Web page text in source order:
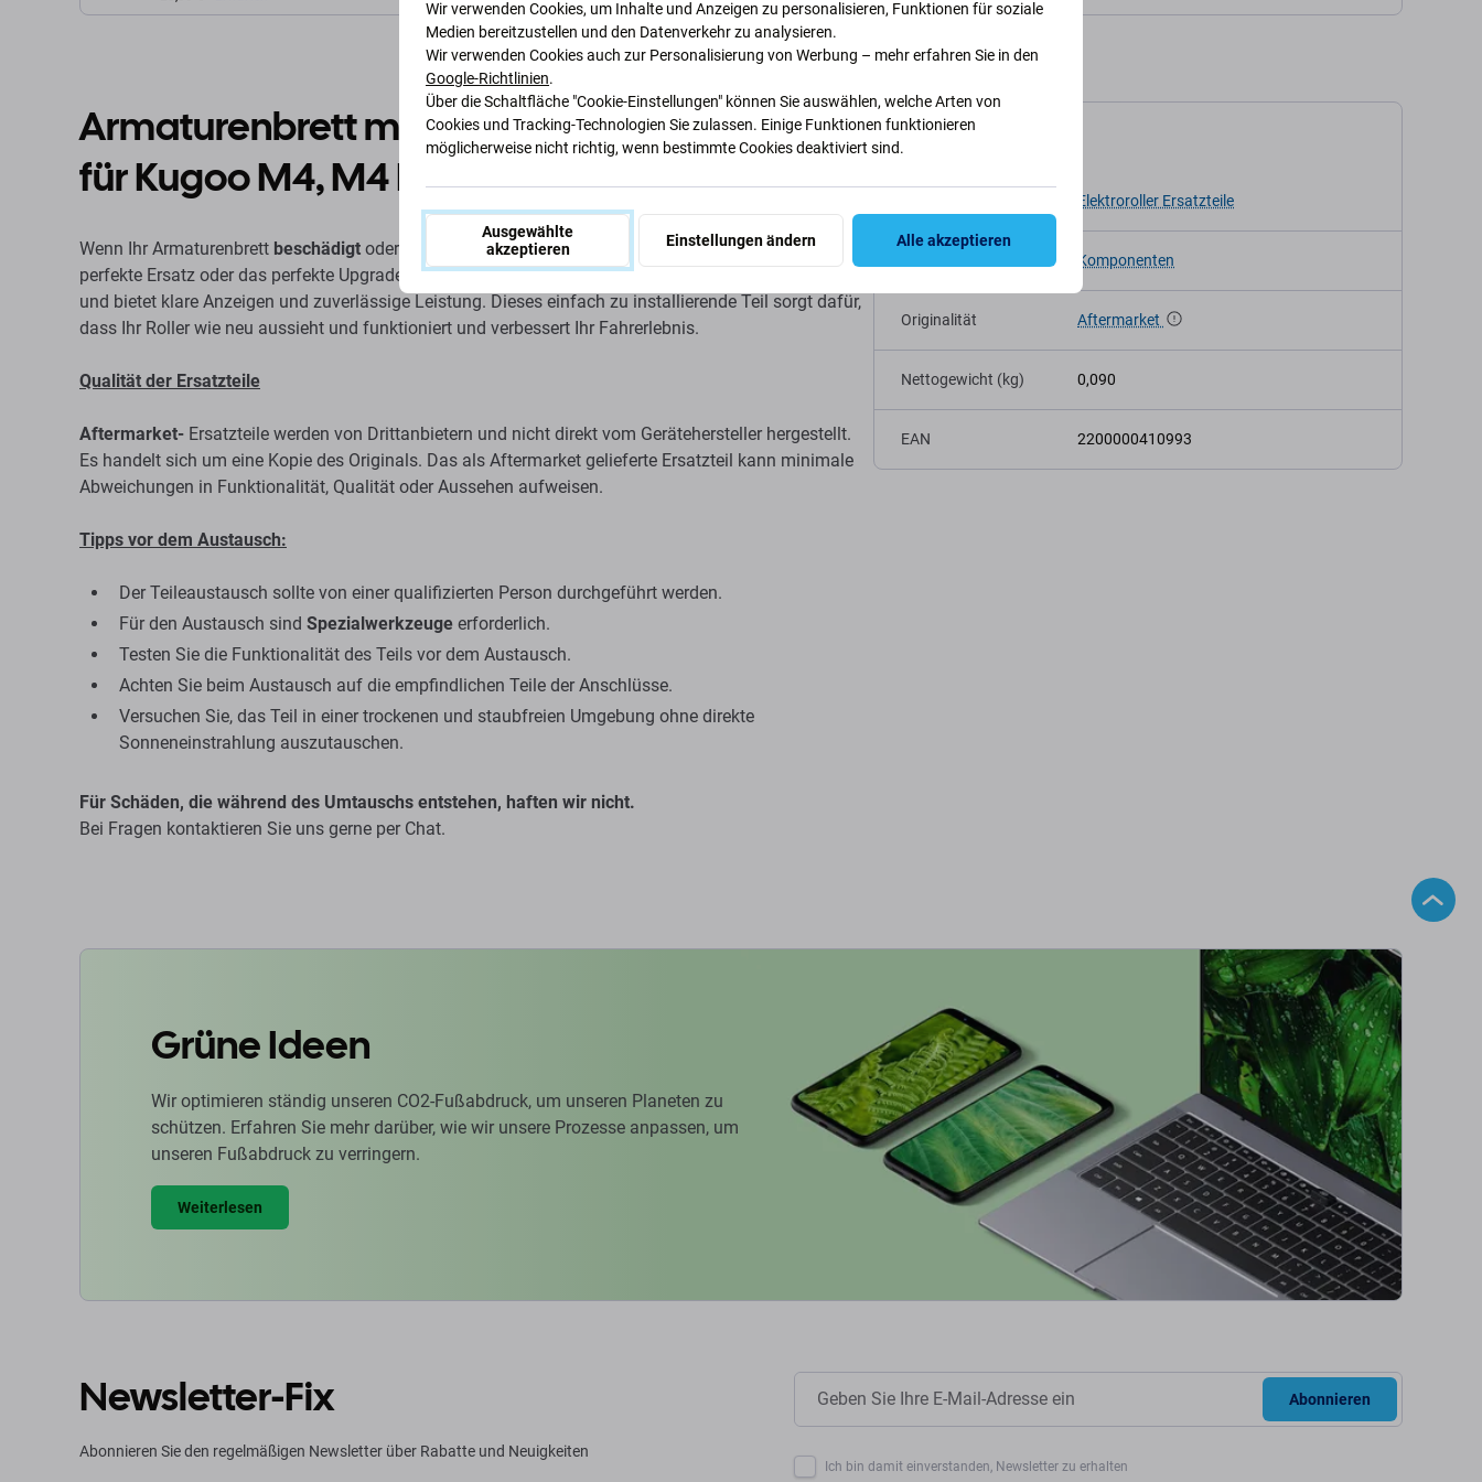
Armaturenbrett mit LCD und Beschleuniger
für Kugoo M4, M4 Pro
Wenn Ihr Armaturenbrett beschädigt oder ist, ist dieseshochwertige LCD-Armaturenbrett
perfekte Ersatz oder das perfekte Upgrade. Es stelltdie volle Funktionalität Ihres Rollers wieder her
und bietet klare Anzeigen und zuverlässige Leistung. Dieses einfach zu installierende Teil sorgt dafür,
dass Ihr Roller wie neu aussieht und funktioniert und verbessert Ihr Fahrerlebnis.
Qualität der Ersatzteile
Aftermarket- Ersatzteile werden von Drittanbietern und nicht direkt vom Gerätehersteller hergestellt.
Es handelt sich um eine Kopie des Originals. Das als Aftermarket gelieferte Ersatzteil kann minimale
Abweichungen in Funktionalität, Qualität oder Aussehen aufweisen.
Tipps vor dem Austausch:
Der Teileaustausch sollte von einer qualifizierten Person durchgeführt werden.
Für den Austausch sind Spezialwerkzeuge erforderlich.
Testen Sie die Funktionalität des Teils vor dem Austausch.
Achten Sie beim Austausch auf die empfindlichen Teile der Anschlüsse.
Versuchen Sie, das Teil in einer trockenen und staubfreien Umgebung ohne direkte
Sonneneinstrahlung auszutauschen.
Für Schäden, die während des Umtauschs entstehen, haften wir nicht.
Bei Fragen kontaktieren Sie uns gerne per Chat.
Spezifikation
Elektroroller Ersatzteile
Komponenten
Originalität Aftermarket
Nettogewicht (kg) 0,090
EAN 2200000410993
Grüne Ideen
Wir optimieren ständig unseren CO2-Fußabdruck, um unseren Planeten zu
schützen. Erfahren Sie mehr darüber, wie wir unsere Prozesse anpassen, um
unseren Fußabdruck zu verringern.
Weiterlesen
Newsletter-Fix
Abonnieren Sie den regelmäßigen Newsletter über Rabatte und Neuigkeiten
Abonnieren
Ich bin damit einverstanden, Newsletter zu erhalten
Wir verwenden Cookies, um Inhalte und Anzeigen zu personalisieren, Funktionen für soziale
Medien bereitzustellen und den Datenverkehr zu analysieren.
Wir verwenden Cookies auch zur Personalisierung von Werbung – mehr erfahren Sie in den
Google-Richtlinien.
Über die Schaltfläche "Cookie-Einstellungen" können Sie auswählen, welche Arten von
Cookies und Tracking-Technologien Sie zulassen. Einige Funktionen funktionieren
möglicherweise nicht richtig, wenn bestimmte Cookies deaktiviert sind.
Ausgewählte
akzeptieren
Einstellungen ändern Alle akzeptieren